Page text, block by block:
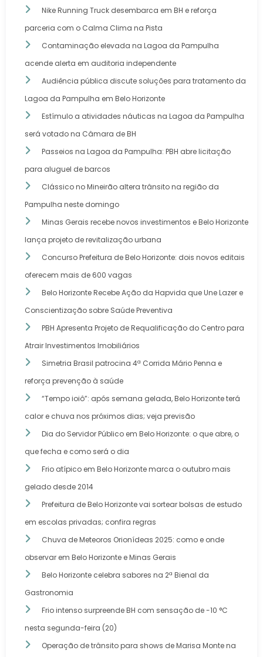
Nike Running Truck desembarca em BH e reforça
parceria com o Calma Clima na Pista
Contaminação elevada na Lagoa da Pampulha
acende alerta em auditoria independente
Audiência pública discute soluções para tratamento da
Lagoa da Pampulha em Belo Horizonte
Estímulo a atividades náuticas na Lagoa da Pampulha
será votado na Câmara de BH
Passeios na Lagoa da Pampulha: PBH abre licitação
para aluguel de barcos
Clássico no Mineirão altera trânsito na região da
Pampulha neste domingo
Minas Gerais recebe novos investimentos e Belo Horizonte
lança projeto de revitalização urbana
Concurso Prefeitura de Belo Horizonte: dois novos editais
oferecem mais de 600 vagas
Belo Horizonte Recebe Ação da Hapvida que Une Lazer e
Conscientização sobre Saúde Preventiva
PBH Apresenta Projeto de Requalificação do Centro para
Atrair Investimentos Imobiliários
Simetria Brasil patrocina 4ª Corrida Mário Penna e
reforça prevenção à saúde
“Tempo ioiô”: após semana gelada, Belo Horizonte terá
calor e chuva nos próximos dias; veja previsão
Dia do Servidor Público em Belo Horizonte: o que abre, o
que fecha e como será o dia
Frio atípico em Belo Horizonte marca o outubro mais
gelado desde 2014
Prefeitura de Belo Horizonte vai sortear bolsas de estudo
em escolas privadas; confira regras
Chuva de Meteoros Orionídeas 2025: como e onde
observar em Belo Horizonte e Minas Gerais
Belo Horizonte celebra sabores na 2ª Bienal da
Gastronomia
Frio intenso surpreende BH com sensação de -10 °C
nesta segunda-feira (20)
Operação de trânsito para shows de Marisa Monte na